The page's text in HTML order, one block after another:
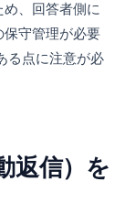
、回答者側に
保守管理が必要
る点に注意が必
返信）を